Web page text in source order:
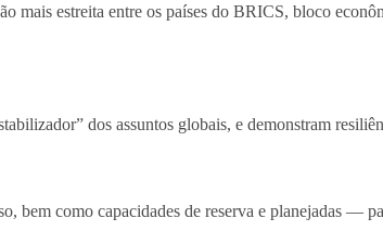
mais estreita entre os países do BRICS, bloco
dos assuntos globais, e demonstram
bem como capacidades de reserva e planejadas —